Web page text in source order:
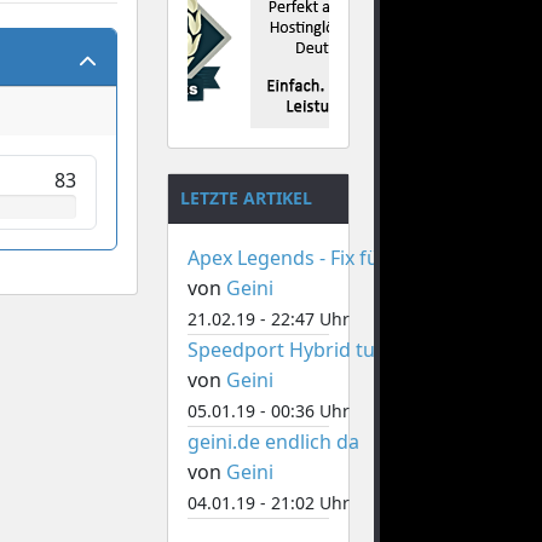
83
LETZTE ARTIKEL
Apex Legends - Fix für Memory Fehler
von Geini
21.02.19 - 22:47 Uhr
Speedport Hybrid tuning
von Geini
05.01.19 - 00:36 Uhr
geini.de endlich da
von Geini
04.01.19 - 21:02 Uhr